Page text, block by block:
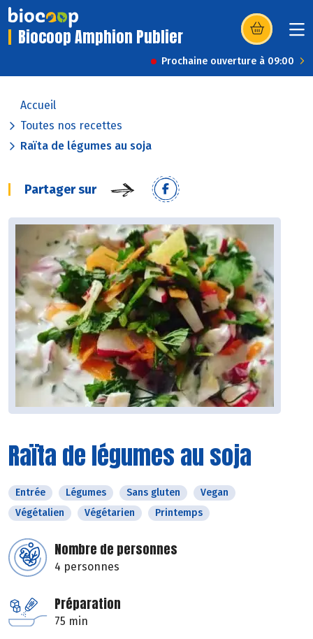
Biocoop Amphion Publier (s’ouvre dans
Prochaine ouverture à 09:00
Accueil
Toutes nos recettes
Raïta de légumes au soja
Partager sur
Raïta de légumes au soja
Entrée Légumes Sans gluten
Vegan
Végétalien
Végétarien Printemps
Nombre de personnes
4 personnes
Préparation
75 min